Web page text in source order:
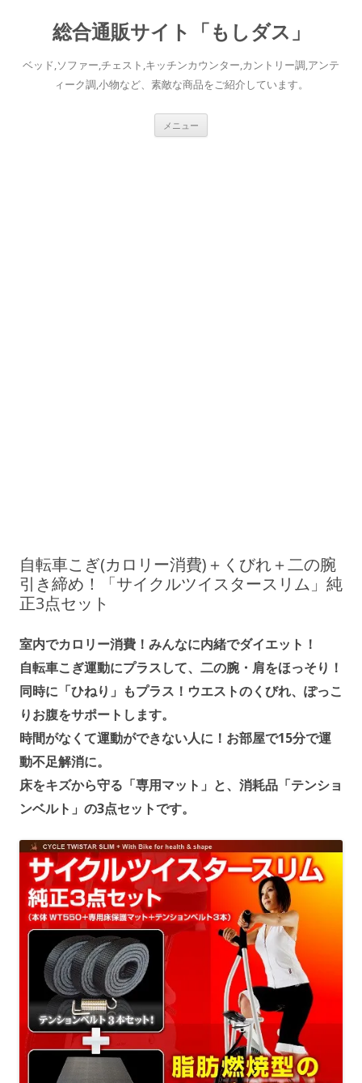
総合通販サイト「もしダス」
ベッド,ソファー,チェスト,キッチンカウンター,カントリー調,アンテ
ィーク調,小物など、素敵な商品をご紹介しています。
メニュー
自転車こぎ(カロリー消費)＋くびれ＋二の腕
引き締め！「サイクルツイスタースリム」純
正3点セット
室内でカロリー消費！みんなに内緒でダイエット！
自転車こぎ運動にプラスして、二の腕・肩をほっそり！
同時に「ひねり」もプラス！ウエストのくびれ、ぽっこ
りお腹をサポートします。
時間がなくて運動ができない人に！お部屋で15分で運
動不足解消に。
床をキズから守る「専用マット」と、消耗品「テンショ
ンベルト」の3点セットです。